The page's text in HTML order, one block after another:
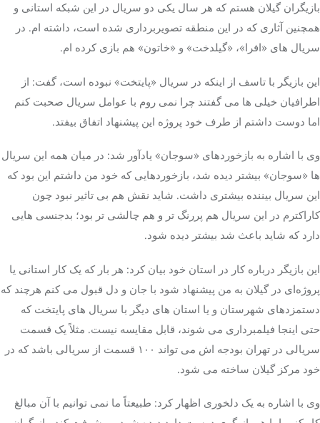
بازیگران گیلان هستم که هر سال یکی دو سریال در این شبکه استانی و
همچنین آثاری که در این منطقه تصویربرداری شده است، داشته ام. در
سریال های «افرا»، «گیلدخت» و «خاتون» هم بازی کرده ام.
این بازیگر با تاسف از اینکه در سریال «پایتخت» نبوده است، گفت: از
اطرافیان خیلی ها می گفتند چرا نمی روم با عوامل سریال صحبت کنم
اما دوست داشتم از طرف خود پروژه این پیشنهاد اتفاق بیفتد.
وی با اشاره به بازخوردهای «سوجان» یادآور شد: در میان همه این سریال
ها «سوجان» بیشتر دیده شد، بازخوردهایی که خود من داشتم این بود که
این سریال بیننده بیشتری داشت. شاید نقش هم بی تاثیر نبود چون
کاراکترم در این سریال هم پررنگ تر و هم چالشی تر بود؛ بدجنسی هایی
دارد که شاید باعث شد بیشتر دیده شود.
این بازیگر درباره کار در استان خود بیان کرد: هر بار که یک کار استانی یا
پروژه‌ای در گیلان به من پیشنهاد شود با جان و دل قبول می کنم هرچند که
دستمزدهای شهرستان و یا استان های دیگر با سریال های پایتخت که
حتی اینجا فیلمبرداری می شوند، قابل مقایسه نیست. مثلاً یک قسمت
سریالی در تهران بودجه اش می تواند ۱۰۰ قسمت از سریالی باشد که در
خود مرکز گیلان ساخته می شود.
وی با اشاره به یک دلخوری اظهار کرد: طبیعتاً ما نمی توانیم با آن مبالغ